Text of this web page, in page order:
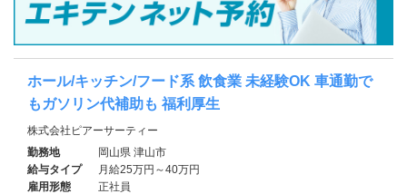
ホール/キッチン/フード系 飲食業 未経験OK 車通勤で
もガソリン代補助も 福利厚生
株式会社ピアーサーティー
勤務地
岡山県 津山市
給与タイプ
月給25万円～40万円
雇用形態
正社員